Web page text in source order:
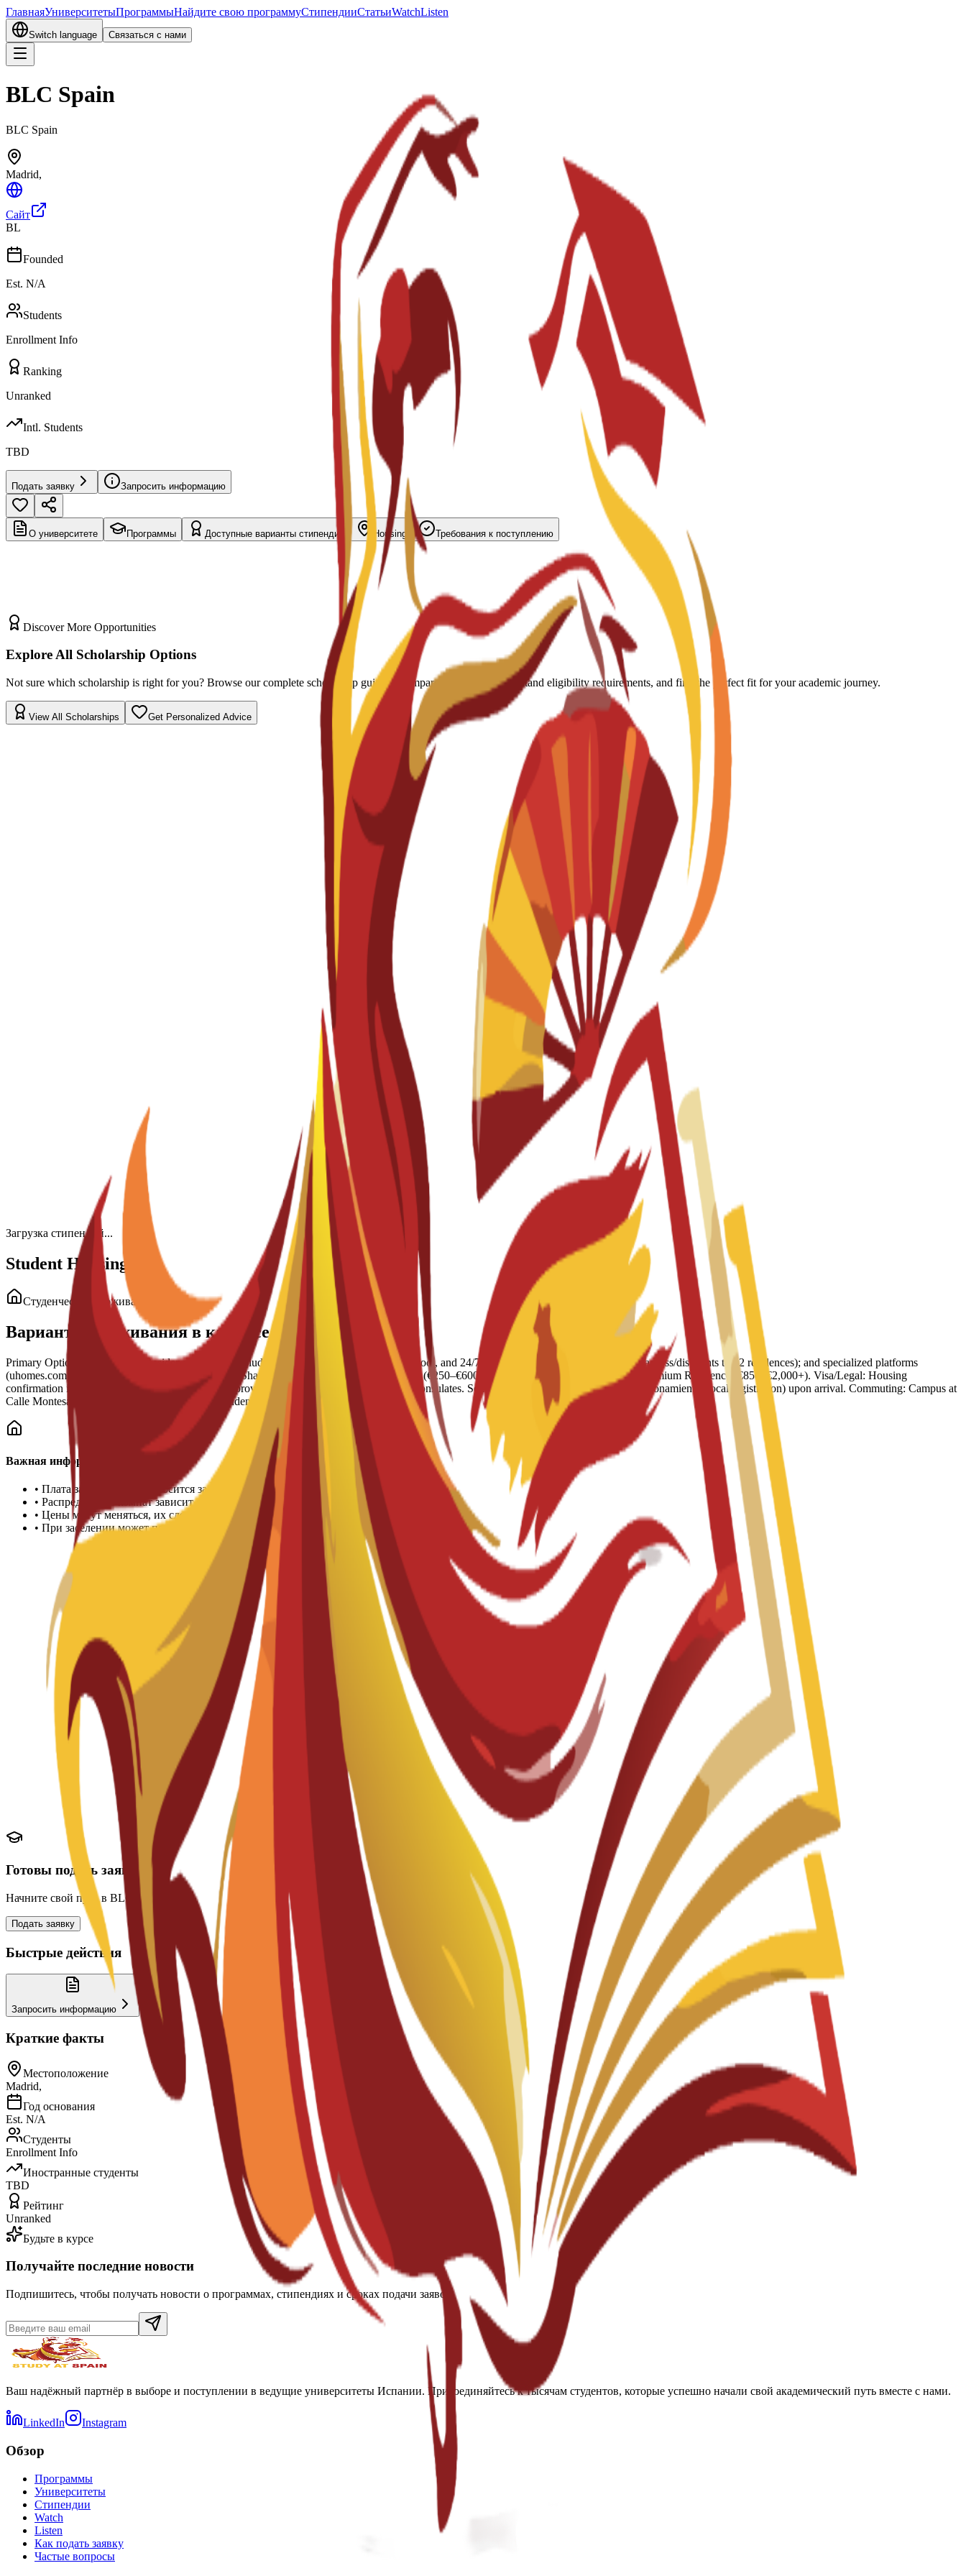
ГлавнаяУниверситетыПрограммыНайдите свою программуСтипендииСтатьиWatchListen
Switch language Связаться с нами
BLC Spain
BLC Spain
Madrid,
Сайт
BL
Founded
Est. N/A
Students
Enrollment Info
Ranking
Unranked
Intl. Students
TBD
Подать заявку Запросить информацию
О университете Программы Доступные варианты стипендий Housing Требования к поступлению
Discover More Opportunities
Explore All Scholarship Options
Not sure which scholarship is right for you? Browse our complete scholarship guide to compare all options, understand eligibility requirements, and find the perfect fit for your academic journey.
View All Scholarships Get Personalized Advice
DIGITAL MARKETING WITH ARTIFICIAL INTELLIGENCE & SPANISH
Магистр цифрового предпринимательства и испанского языка
Fall 2026-2027
Приём заявок открыт
Стоимость обучения
Загрузка стипендий...
Student Housing
Студенческое проживание
Варианты проживания в кампусе
Primary Options: AIL Student Residence (Av. de la Ciudad de Barcelona, 120) with gym, pool, and 24/7 staff; Resa Partnership (preferential access/discounts to 42 residences); and specialized platforms
(uhomes.com, University Living). Estimated Costs: Shared/Dorm (€300–€800), Shared Apt (€250–€600), Private Rental (€500–€1,200), or Premium Residence (€856–€2,000+). Visa/Legal: Housing
confirmation is mandatory for visa approval; BLC provides specialized booking letters for consulates. Settling: Students must complete Empadronamiento (local registration) upon arrival. Commuting: Campus at
Calle Montesa 35 is highly accessible; monthly student transport passes cost €20–€50.
Важная информация
• Плата за проживание вносится за семестр или учебный год
• Распределение комнат зависит от наличия мест
• Цены могут меняться, их следует уточнять в университете
• При заселении может потребоваться залог
Академические требования
Аттестат о среднем образовании или эквивалент
Минимальный средний балл 3.0/4.0
Академические выписки
Языковые требования
IELTS 6.0 или TOEFL 80+
DELE/SIELE для программ на испанском языке
Сертификат владения английским языком
Готовы подать заявку?
Начните свой путь в BLC Spain
Подать заявку
Быстрые действия
Запросить информацию
Краткие факты
Местоположение
Madrid,
Год основания
Est. N/A
Студенты
Enrollment Info
Иностранные студенты
TBD
Рейтинг
Unranked
Будьте в курсе
Получайте последние новости
Подпишитесь, чтобы получать новости о программах, стипендиях и сроках подачи заявок.
Ваш надёжный партнёр в выборе и поступлении в ведущие университеты Испании. Присоединяйтесь к тысячам студентов, которые успешно начали свой академический путь вместе с нами.
LinkedIn Instagram
Обзор
Программы
Университеты
Стипендии
Watch
Listen
Как подать заявку
Частые вопросы